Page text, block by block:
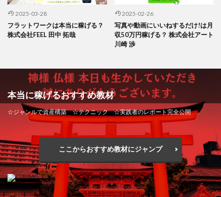
2025-03-28
フラットワークは本当に稼げる？
株式会社FEEL 田中 拓哉
2025-02-26
写真や動画にいいねするだけ!は月
収50万円稼げる？ 株式会社アート
川崎 渉
本当に稼げるおすすめ教材
☆ジャンルで資産構築 ☆テクニック ☆実践者のレポート完全公開
ここからおすすめ教材にジャンプ